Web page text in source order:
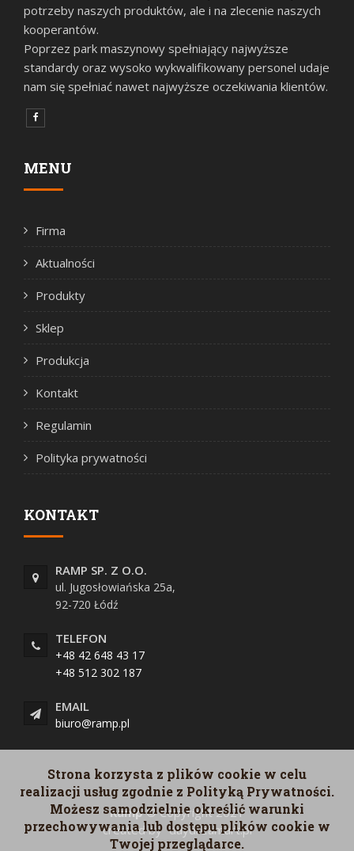
potrzeby naszych produktów, ale i na zlecenie naszych
kooperantów.
Poprzez park maszynowy spełniający najwyższe
standardy oraz wysoko wykwalifikowany personel udaje
nam się spełniać nawet najwyższe oczekiwania klientów.
MENU
Firma
Aktualności
Produkty
Sklep
Produkcja
Kontakt
Regulamin
Polityka prywatności
KONTAKT
RAMP SP. Z O.O.
ul. Jugosłowiańska 25a,
92-720 Łódź
TELEFON
+48 42 648 43 17
+48 512 302 187
EMAIL
biuro@ramp.pl
Ramp© Copyright 2021
created by daydreamart.pl
Strona korzysta z plików cookie w celu
realizacji usług zgodnie z Polityką Prywatności.
Możesz samodzielnie określić warunki
przechowywania lub dostępu plików cookie w
Twojej przeglądarce.